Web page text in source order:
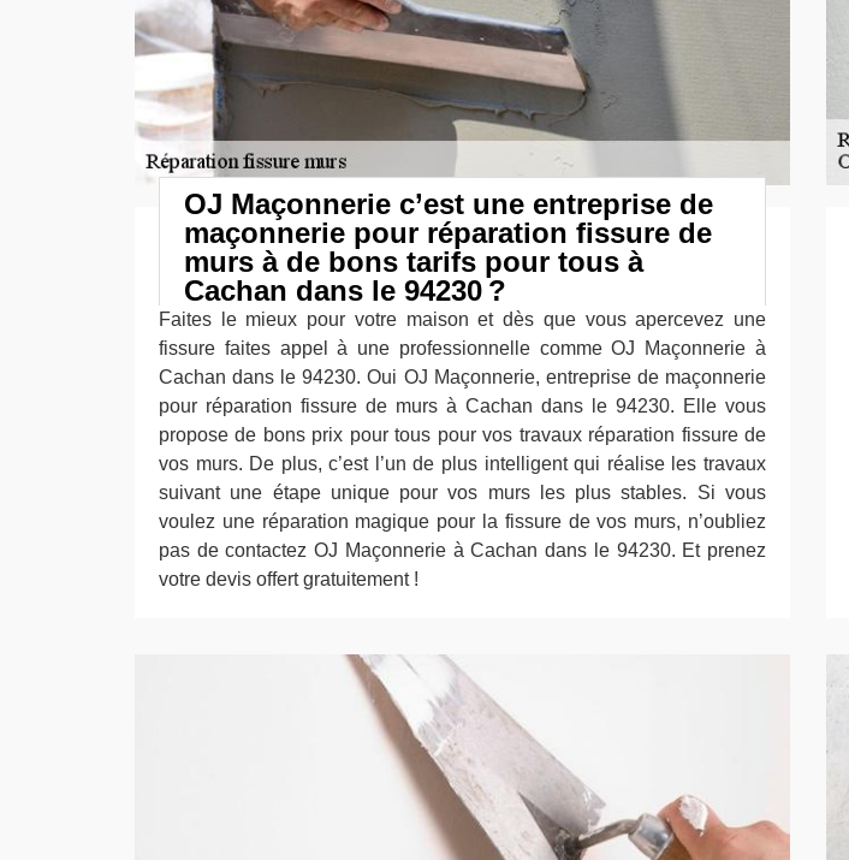
OJ Maçonnerie c’est une entreprise de
maçonnerie pour réparation fissure de
murs à de bons tarifs pour tous à
Cachan dans le 94230 ?
Faites le mieux pour votre maison et dès que vous apercevez une
fissure faites appel à une professionnelle comme OJ Maçonnerie à
Cachan dans le 94230. Oui OJ Maçonnerie, entreprise de maçonnerie
pour réparation fissure de murs à Cachan dans le 94230. Elle vous
propose de bons prix pour tous pour vos travaux réparation fissure de
vos murs. De plus, c’est l’un de plus intelligent qui réalise les travaux
suivant une étape unique pour vos murs les plus stables. Si vous
voulez une réparation magique pour la fissure de vos murs, n’oubliez
pas de contactez OJ Maçonnerie à Cachan dans le 94230. Et prenez
votre devis offert gratuitement !